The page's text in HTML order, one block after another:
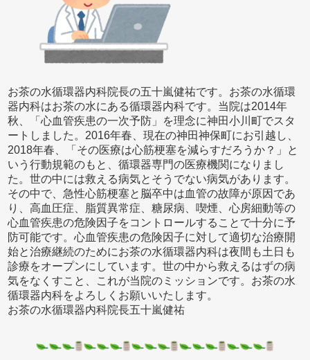
お茶の水循環器内科院長の五十嵐健祐です。お茶の水循環
器内科はお茶の水にある循環器内科です。当院は2014年
秋、「心血管疾患の一次予防」を理念に神田小川町でスタ
ートしました。2016年春、現在の神田神保町にお引越し、
2018年春、「その医療は心筋梗塞を減らすだろうか？」と
いう行動規範のもと、循環器専門の医療機関になりまし
た。世の中には救える病気とそうでない病気があります。
その中で、急性心筋梗塞と脳卒中は血管の故障が原因であ
り、高血圧症、脂質異常症、糖尿病、喫煙、心房細動等の
心血管疾患の危険因子をコントロールすることで十分に予
防可能です。心血管疾患の危険因子に対して適切な治療開
始と治療継続のためにお茶の水循環器内科は夜間も土日も
診療をオープンにしています。世の中から救えるはずの病
気をなくすこと、これが当院のミッションです。お茶の水
循環器内科をよろしくお願いいたします。
お茶の水循環器内科院長五十嵐健祐